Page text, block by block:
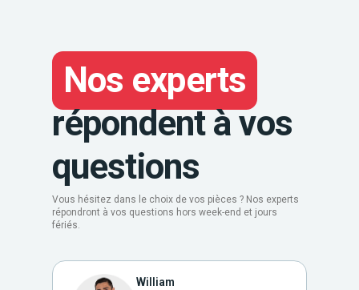
Nos experts
répondent à vos
questions
Vous hésitez dans le choix de vos pièces ? Nos experts
répondront à vos questions hors week-end et jours
fériés.
William